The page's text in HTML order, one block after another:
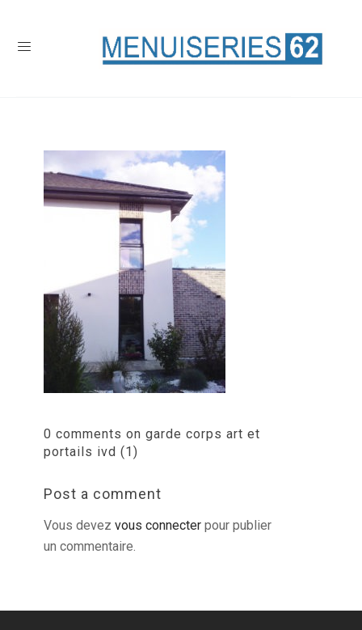
0 comments on garde corps art et
portails ivd (1)
Post a comment
Vous devez vous connecter pour publier
un commentaire.